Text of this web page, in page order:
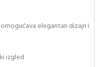
elegantan dizajn i
izgled